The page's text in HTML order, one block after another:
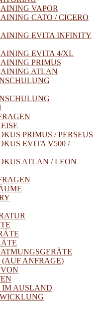
VAPOR
CATO / CICERO
EVITA INFINITY
EVITA 4/XL
PRIMUS
ATLAN
PRIMUS / PERSEUS
EVITA V500 /
ATLAN / LEON
ANFRAGE)
IM AUSLAND